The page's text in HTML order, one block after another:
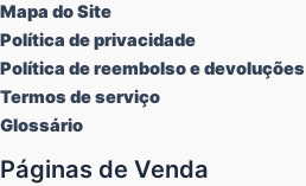
Mapa do Site
Política de privacidade
Política de reembolso e devoluções
Termos de serviço
Glossário
Páginas de Venda